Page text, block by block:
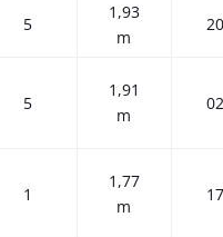
5
1,93
m
5
1,91
m
1
1,77
m